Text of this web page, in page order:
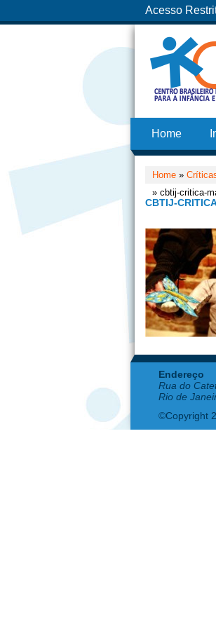
Acesso
Home
Home »
» cbtij-critica-
CBTIJ-
Endereço
Rua do
Rio de
©Copyright